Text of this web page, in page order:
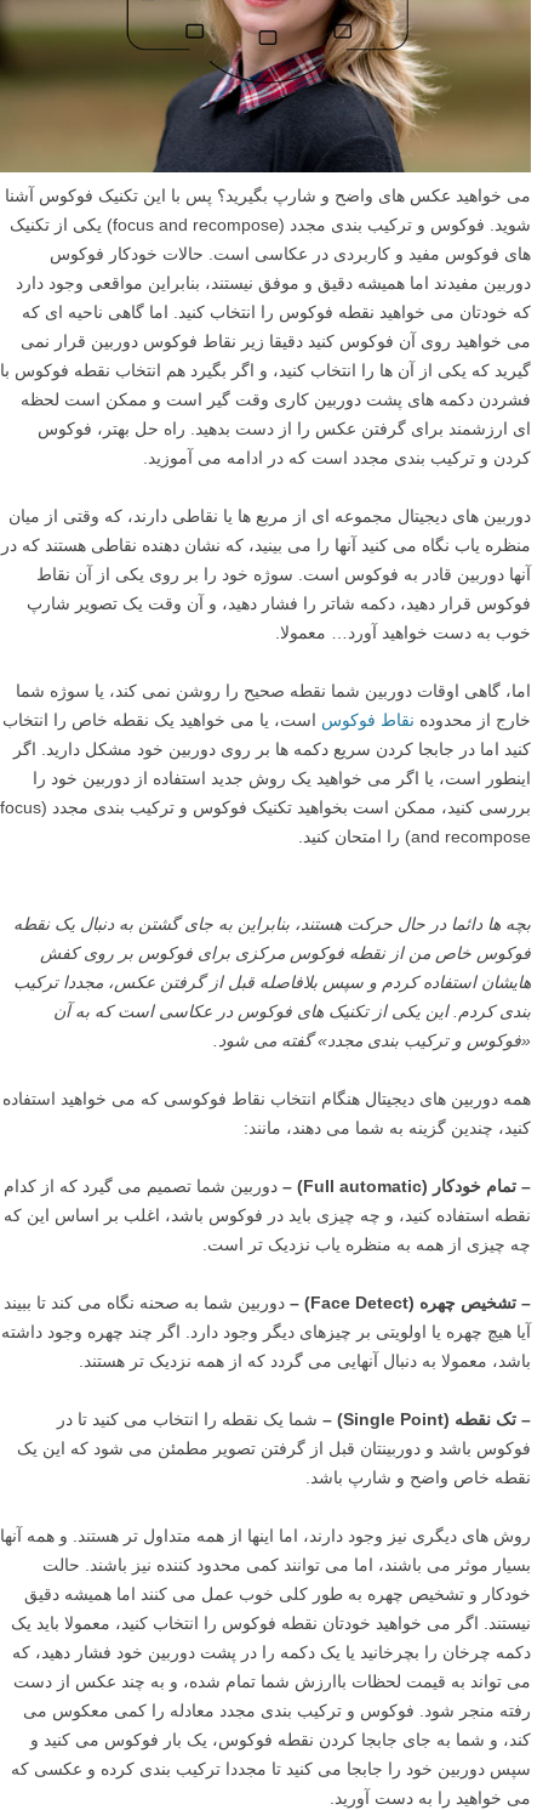
می خواهید عکس های واضح و شارپ بگیرید؟ پس با این تکنیک فوکوس آشنا
شوید. فوکوس و ترکیب بندی مجدد (focus and recompose) یکی از تکنیک
های فوکوس مفید و کاربردی در عکاسی است. حالات خودکار فوکوس
دوربین مفیدند اما همیشه دقیق و موفق نیستند، بنابراین مواقعی وجود دارد
که خودتان می خواهید نقطه فوکوس را انتخاب کنید. اما گاهی ناحیه ای که
می خواهید روی آن فوکوس کنید دقیقا زیر نقاط فوکوس دوربین قرار نمی
گیرید که یکی از آن ها را انتخاب کنید، و اگر بگیرد هم انتخاب نقطه فوکوس با
فشردن دکمه های پشت دوربین کاری وقت گیر است و ممکن است لحظه
ای ارزشمند برای گرفتن عکس را از دست بدهید. راه حل بهتر، فوکوس
کردن و ترکیب بندی مجدد است که در ادامه می آموزید.
دوربین های دیجیتال مجموعه ای از مربع ها یا نقاطی دارند، که وقتی از میان
منظره یاب نگاه می کنید آنها را می بینید، که نشان دهنده نقاطی هستند که در
آنها دوربین قادر به فوکوس است. سوژه خود را بر روی یکی از آن نقاط
فوکوس قرار دهید، دکمه شاتر را فشار دهید، و آن وقت یک تصویر شارپ
خوب به دست خواهید آورد… معمولا.
اما، گاهی اوقات دوربین شما نقطه صحیح را روشن نمی کند، یا سوژه شما
خارج از محدوده نقاط فوکوس است، یا می خواهید یک نقطه خاص را انتخاب
کنید اما در جابجا کردن سریع دکمه ها بر روی دوربین خود مشکل دارید. اگر
اینطور است، یا اگر می خواهید یک روش جدید استفاده از دوربین خود را
بررسی کنید، ممکن است بخواهید تکنیک فوکوس و ترکیب بندی مجدد (focus
and recompose) را امتحان کنید.
بچه ها دائما در حال حرکت هستند، بنابراین به جای گشتن به دنبال یک نقطه
فوکوس خاص من از نقطه فوکوس مرکزی برای فوکوس بر روی کفش
هایشان استفاده کردم و سپس بلافاصله قبل از گرفتن عکس، مجددا ترکیب
بندی کردم. این یکی از تکنیک های فوکوس در عکاسی است که به آن
«فوکوس و ترکیب بندی مجدد» گفته می شود.
همه دوربین های دیجیتال هنگام انتخاب نقاط فوکوسی که می خواهید استفاده
کنید، چندین گزینه به شما می دهند، مانند:
– تمام خودکار (
دوربین شما تصمیم می گیرد که از کدام
نقطه استفاده کنید، و چه چیزی باید در فوکوس باشد، اغلب بر اساس این که
چه چیزی از همه به منظره یاب نزدیک تر است.
– تشخیص چهره ( Face Detect)
دوربین شما به صحنه نگاه می کند تا ببیند
آیا هیچ چهره یا اولویتی بر چیزهای دیگر وجود دارد. اگر چند چهره وجود داشته
باشد، معمولا به دنبال آنهایی می گردد که از همه نزدیک تر هستند.
– تک نقطه ( – شما یک نقطه را انتخاب می کنید تا در
فوکوس باشد و دوربینتان قبل از گرفتن تصویر مطمئن می شود که این یک